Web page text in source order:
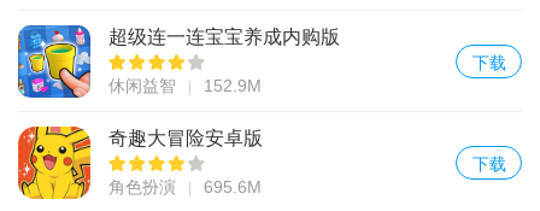
超级连一连宝宝养成内购版
休闲益智 152.9M
下载
奇趣大冒险安卓版
角色扮演 695.6M
下载